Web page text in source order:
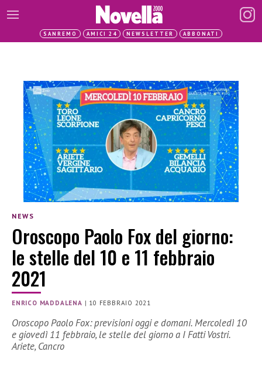
SANREMO AMICI 24 NEWSLETTER ABBONATI
NEWS
Oroscopo Paolo Fox del giorno:
le stelle del 10 e 11 febbraio
2021
ENRICO MADDALENA | 10 FEBBRAIO 2021
Oroscopo Paolo Fox: previsioni oggi e domani. Mercoledì 10
e giovedì 11 febbraio, le stelle del giorno a I Fatti Vostri.
Ariete, Cancro